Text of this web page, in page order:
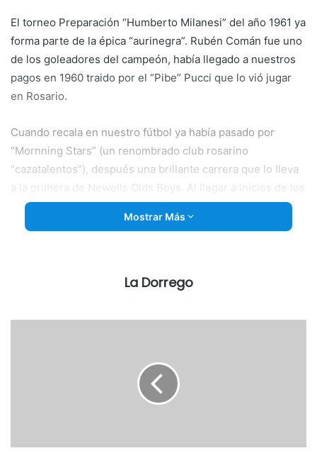
El torneo Preparación “Humberto Milanesi” del año 1961 ya
forma parte de la épica “aurinegra”. Rubén Comán fue uno
de los goleadores del campeón, había llegado a nuestros
pagos en 1960 traido por el “Pibe” Pucci que lo vió jugar
en Rosario.
Cuando recala en nuestro fútbol ya había pasado por
“Mornning Stars” (un renombrado club rosarino
“cazatalentos”), después una brillante carrera que lo lleva
a la primera de Newells Olds Boys. Al llegar a inicios de los
‘ 60 a Dorrego, este magnífico jugador de futbol se dijo ”
este es mi lugar, tiene que ser acá”. Un testimonio de la
Mostrar Más
La Dorrego